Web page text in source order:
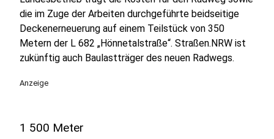
die im Zuge der Arbeiten durchgeführte beidseitige
Deckenerneuerung auf einem Teilstück von 350
Metern der L 682 „Hönnetalstraße“. Straßen.NRW ist
zukünftig auch Baulastträger des neuen Radwegs.
Anzeige
1 500 Meter